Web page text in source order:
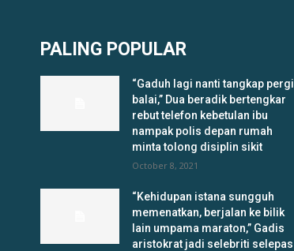
PALING POPULAR
“Gaduh lagi nanti tangkap pergi
balai,” Dua beradik bertengkar
rebut telefon kebetulan ibu
nampak polis depan rumah
minta tolong disiplin sikit
October 8, 2021
“Kehidupan istana sungguh
memenatkan, berjalan ke bilik
lain umpama maraton,” Gadis
aristokrat jadi selebriti selepas